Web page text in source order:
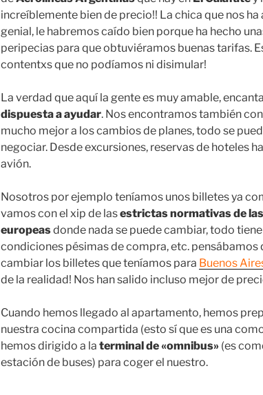
increíblemente bien de precio!! La chica que nos
genial, le habremos caído bien porque ha hecho
peripecias para que obtuviéramos buenas tarifas.
contentxs que no podíamos ni disimular!
La verdad que aquí la gente es muy amable,
dispuesta a ayudar. Nos encontramos también
mucho mejor a los cambios de planes, todo se
negociar. Desde excursiones, reservas de hoteles
avión.
Nosotros por ejemplo teníamos unos billetes ya
vamos con el xip de lasestrictas normativas de
europeasdonde nada se puede cambiar, todo
condiciones pésimas de compra, etc. pensábamos
cambiar los billetes que teníamos para Buenos
de la realidad! Nos han salido incluso mejor de
Cuando hemos llegado al apartamento, hemos
nuestra cocina compartida (esto sí que es una
hemos dirigido a la terminal de «omnibus» (es
estación de buses) para coger el nuestro.